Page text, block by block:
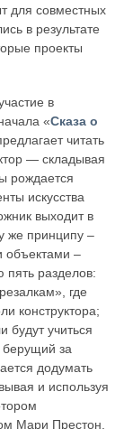
для совместных
в результате
проекты
в
«Сказа о
читать
— складывая
рождается
искусства
выходит в
же принципу –
объектами –
пять разделов:
где
конструктора;
будут учиться
берущий за
додумать
и используя
Мари Престон,